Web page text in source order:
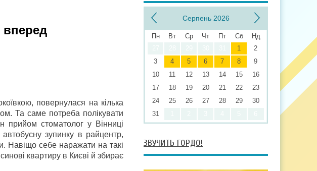
вперед
повернулася на кілька
Та саме потреба полікувати
прийом стоматолог у Вінниці
зупинку в райцентр,
Навіщо себе наражати на такі
квартиру в Києві й збирає
Серпень 2026
Пн Вт Ср Чт Пт Сб
Нд
1
2
3
4 5 6 7 8
9
10
11 12 13 14 15
16
17
18 19 20 21 22
23
24
25 26 27 28 29
30
31
ЗВУЧИТЬ ГОРДО!